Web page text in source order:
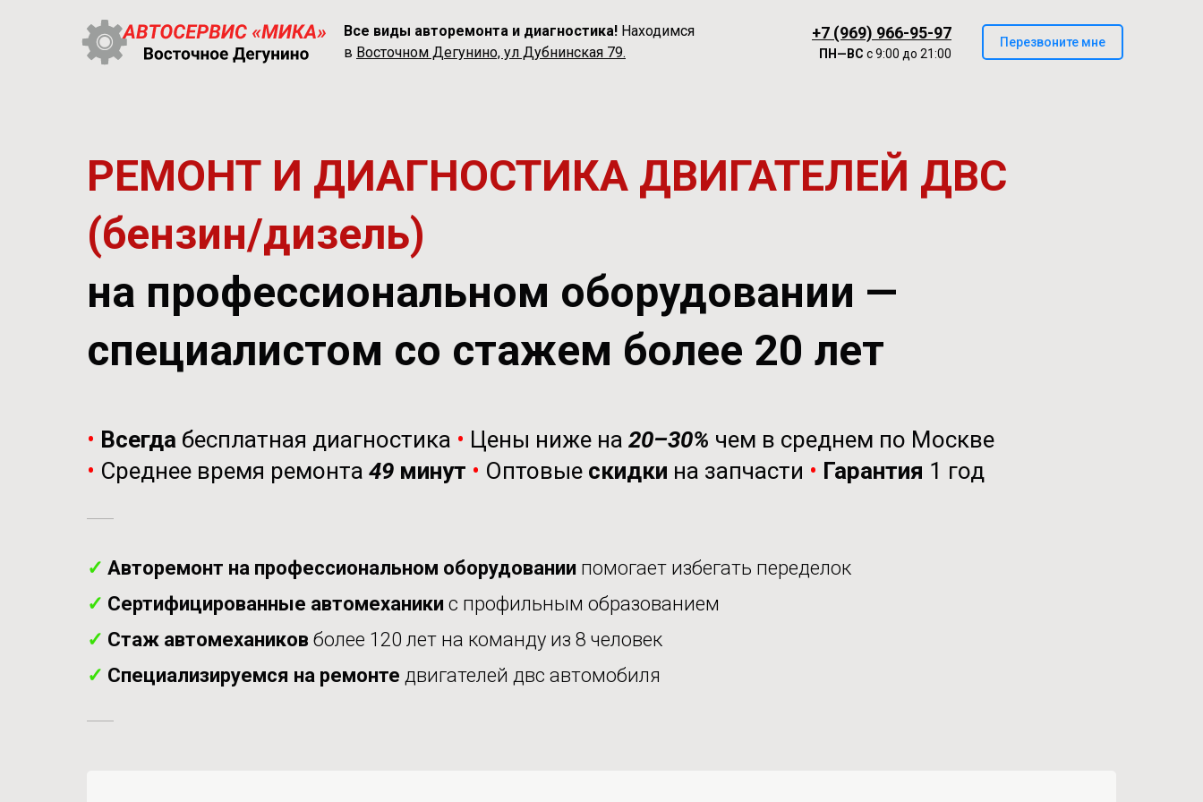
Все виды авторемонта и диагностика! Находимся
в Восточном Дегунино, ул Дубнинская 79.
+7 (969) 966-95-97
ПН—ВС с 9:00 до 21:00
Перезвоните мне
РЕМОНТ И ДИАГНОСТИКА ДВИГАТЕЛЕЙ ДВС
(бензин/дизель)
на профессиональном оборудовании —
специалистом со стажем более 20 лет
• Всегда бесплатная диагностика • Цены ниже на 20–30% чем в среднем по Москве
• Среднее время ремонта 49 минут • Оптовые скидки на запчасти • Гарантия 1 год
✓ Авторемонт на профессиональном оборудовании помогает избегать переделок
✓ Сертифицированные автомеханики с профильным образованием
✓ Стаж автомехаников более 120 лет на команду из 8 человек
✓ Специализируемся на ремонте двигателей двс автомобиля